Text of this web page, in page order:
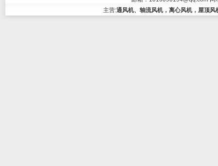
主营:通风机、轴流风机，离心风机，屋顶